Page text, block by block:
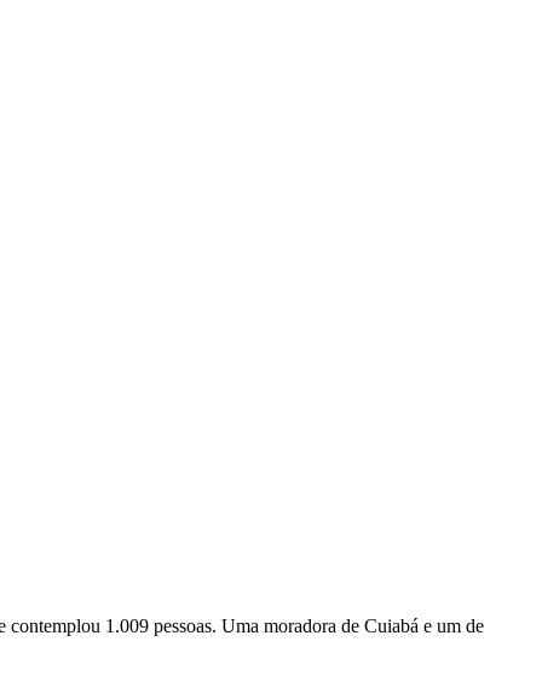
1.009 pessoas. Uma moradora de Cuiabá e um de